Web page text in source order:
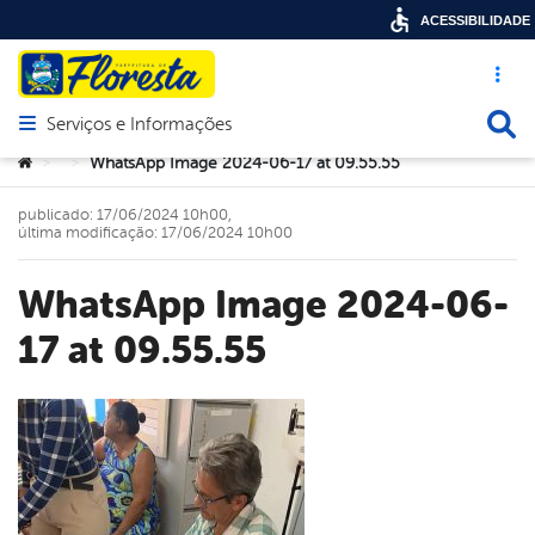
Acesso
Abrir menu principal de navegação
Serviços e Informações
Você está aqui:
> > WhatsApp Image 2024-06-17 at 09.55.55
WhatsApp Image 2024-06-
17 at 09.55.55
publicado: 17/06/2024 10h00,
última modificação: 17/06/2024 10h00
ACESSIBILIDADE